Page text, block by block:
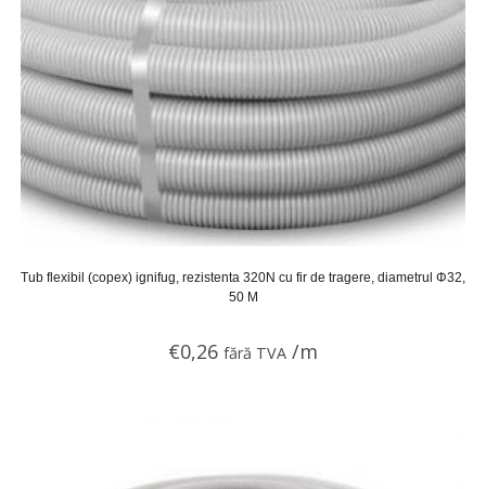
Tub flexibil (copex) ignifug, rezistenta 320N cu fir de tragere, diametrul Φ32,
50 M
€0,26 fără TVA /m